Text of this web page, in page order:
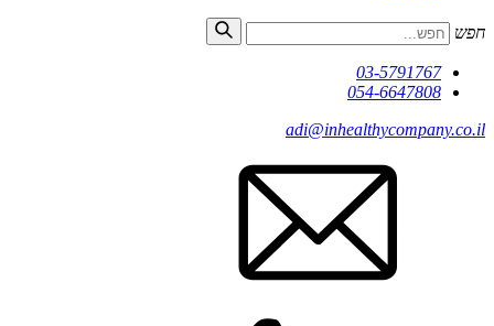
חפש
03-5791767
054-6647808
adi@inhealthycompany.co.il